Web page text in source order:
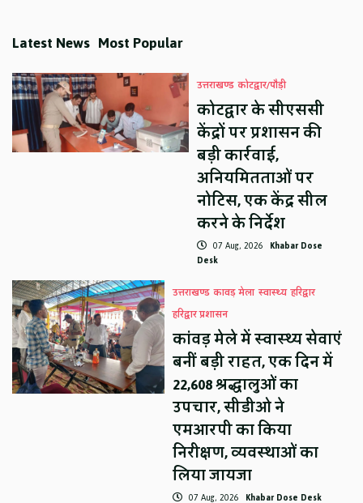
Latest News Most Popular
उत्तराखण्ड कोटद्वार/पौड़ी
कोटद्वार के सीएससी
केंद्रों पर प्रशासन की
बड़ी कार्रवाई,
अनियमितताओं पर
नोटिस, एक केंद्र सील
करने के निर्देश
07 Aug, 2026 Khabar Dose
Desk
उत्तराखण्ड कावड़ मेला स्वास्थ्य हरिद्वार
हरिद्वार प्रशासन
कांवड़ मेले में स्वास्थ्य सेवाएं
बनीं बड़ी राहत, एक दिन में
22,608 श्रद्धालुओं का
उपचार, सीडीओ ने
एमआरपी का किया
निरीक्षण, व्यवस्थाओं का
लिया जायजा
07 Aug, 2026 Khabar Dose Desk